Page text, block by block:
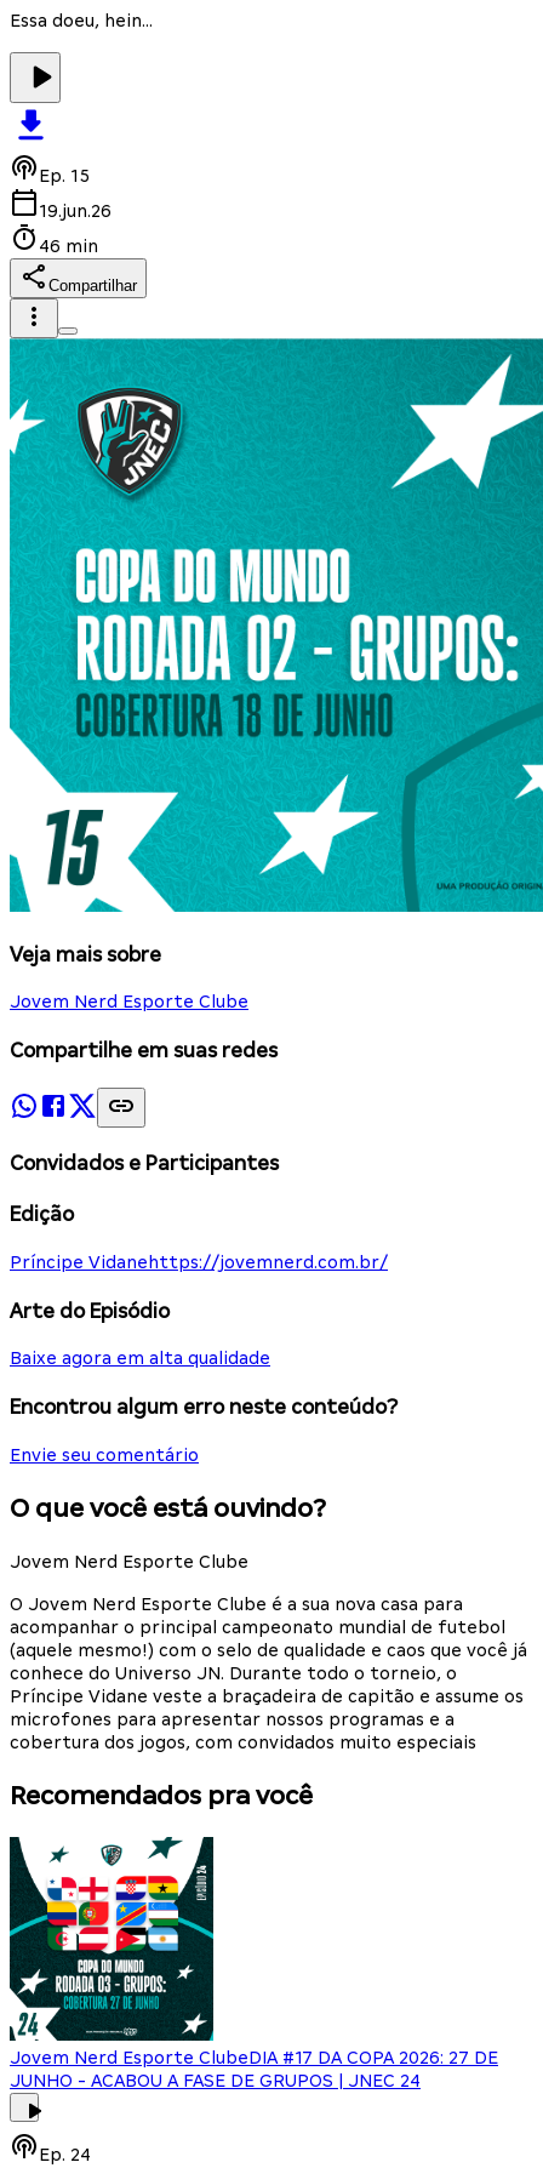
Essa doeu, hein...
Ep. 15
19.jun.26
46 min
Compartilhar
Veja mais sobre
Jovem Nerd Esporte Clube
Compartilhe em suas redes
Convidados e Participantes
Edição
Príncipe Vidane https://jovemnerd.com.br/
Arte do Episódio
Baixe agora em alta qualidade
Encontrou algum erro neste conteúdo?
Envie seu comentário
O que você está ouvindo?
Jovem Nerd Esporte Clube
O Jovem Nerd Esporte Clube é a sua nova casa para
acompanhar o principal campeonato mundial de futebol
(aquele mesmo!) com o selo de qualidade e caos que você já
conhece do Universo JN. Durante todo o torneio, o
Príncipe Vidane veste a braçadeira de capitão e assume os
microfones para apresentar nossos programas e a
cobertura dos jogos, com convidados muito especiais
Recomendados pra você
Jovem Nerd Esporte ClubeDIA #17 DA COPA 2026: 27 DE
JUNHO - ACABOU A FASE DE GRUPOS | JNEC 24
Ep. 24